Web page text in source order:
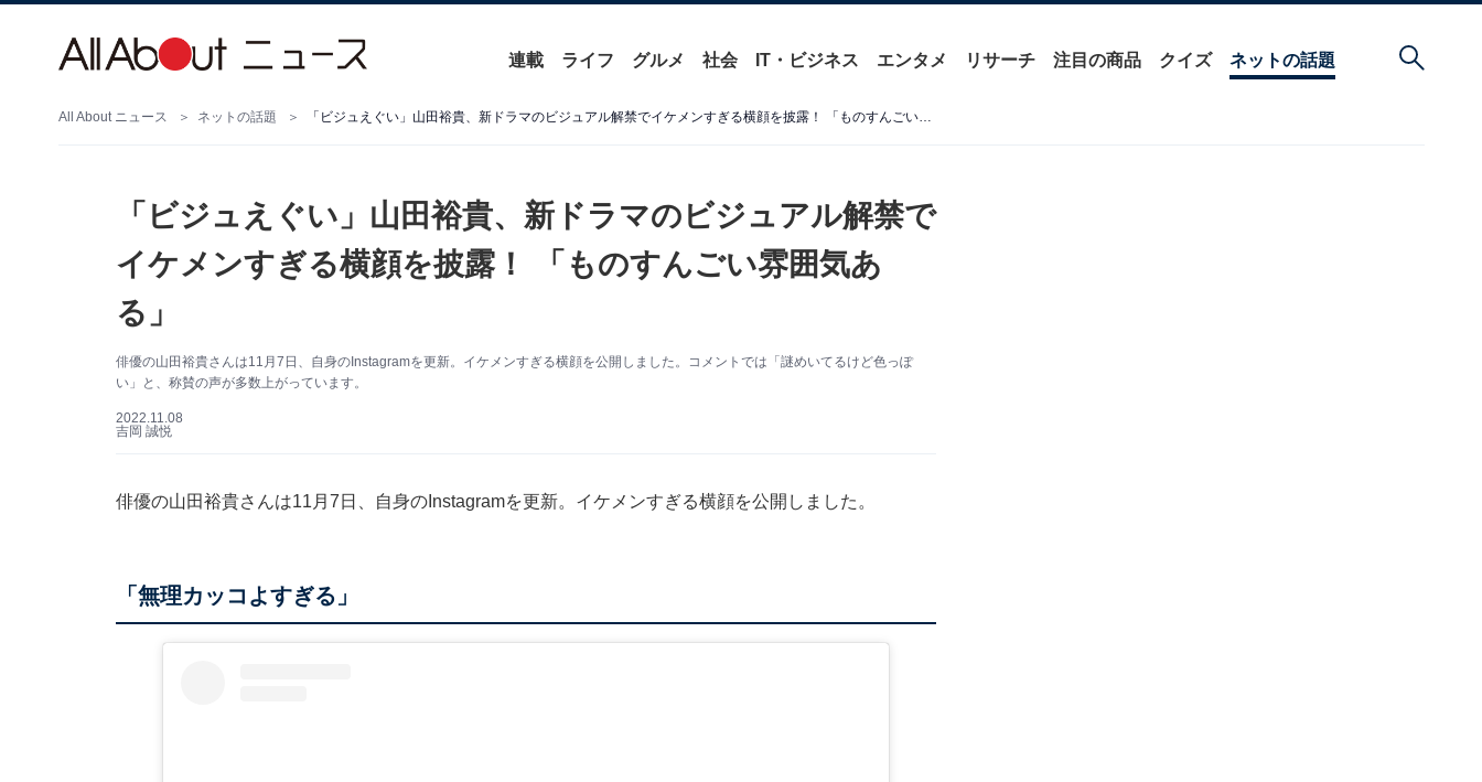
連載 ライフ グルメ 社会 IT・ビジネス エンタメ リサーチ 注目の商品 クイズ ネットの話題
All About ニュース ネットの話題 「ビジュえぐい」山田裕貴、新ドラマのビジュアル解禁でイケメンすぎる横顔を披露！ 「ものすんごい雰囲気ある」
「ビジュえぐい」山田裕貴、新ドラマのビジュアル解禁で
イケメンすぎる横顔を披露！ 「ものすんごい雰囲気あ
る」
俳優の山田裕貴さんは11月7日、自身のInstagramを更新。イケメンすぎる横顔を公開しました。コメントでは「謎めいてるけど色っぽ
い」と、称賛の声が多数上がっています。
2022.11.08
吉岡 誠悦
俳優の山田裕貴さんは11月7日、自身のInstagramを更新。イケメンすぎる横顔を公開しました。
「無理カッコよすぎる」